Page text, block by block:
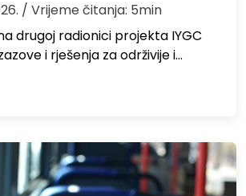
/ Vrijeme čitanja: 5min
drugoj radionici projekta IYGC
i rješenja za održivije i…